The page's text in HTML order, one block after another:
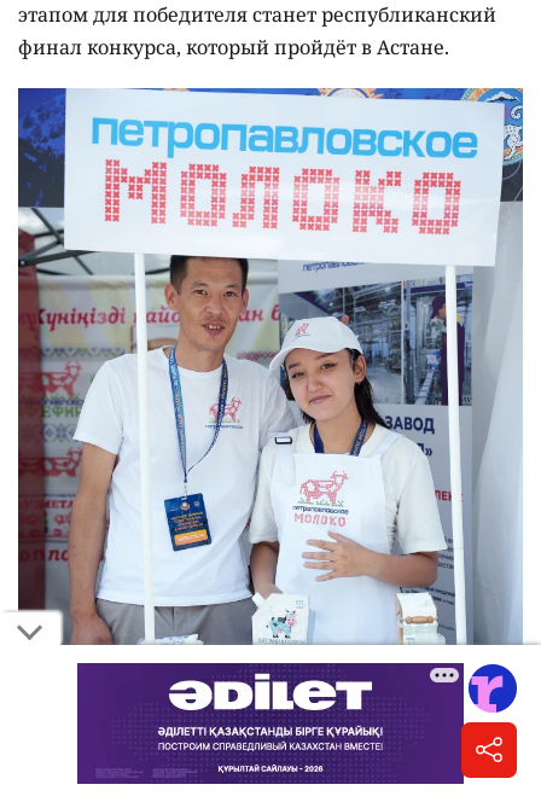
этапом для победителя станет республиканский
финал конкурса, который пройдёт в Астане.
Фото: "Масло-Дел"